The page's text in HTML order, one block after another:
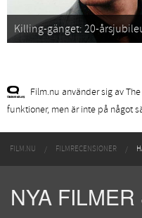
Killing-gänget: 20-
Film.nu använder sig av
funktioner, men är inte på något
FILM.NU FILMRECENSIONER
NYA